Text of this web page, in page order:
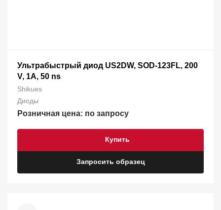
Ультрабыстрый диод US2DW, SOD-123FL, 200
V, 1А, 50 ns
Shikues
Диоды
Розничная цена: по запросу
Запросить образец
Купить